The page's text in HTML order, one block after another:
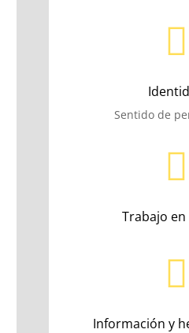

Sentido de

Trabajo

Información y